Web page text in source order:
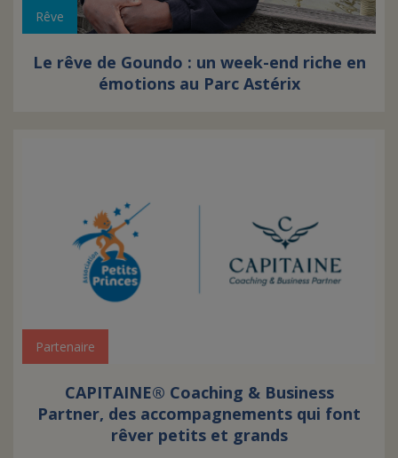
Rêve
Le rêve de Goundo : un week-end riche en
émotions au Parc Astérix
Partenaire
CAPITAINE® Coaching & Business
Partner, des accompagnements qui font
rêver petits et grands